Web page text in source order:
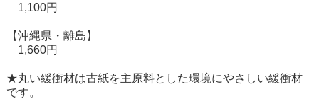
1,100円
【沖縄県・離島】
1,660円
★丸い緩衝材は古紙を主原料とした環境にやさしい緩衝材
です。